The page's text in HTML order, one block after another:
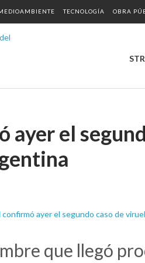
TECNOLOGÍA OBRA
ayer el
que llegó